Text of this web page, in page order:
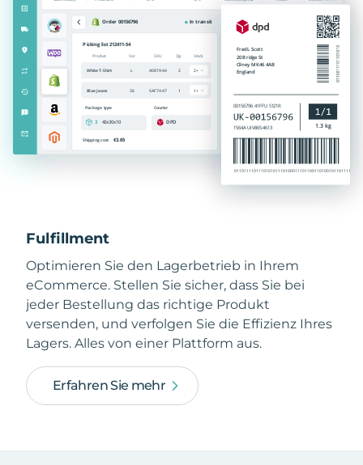
Fulfillment
Optimieren Sie den Lagerbetrieb in Ihrem
eCommerce. Stellen Sie sicher, dass Sie bei
jeder Bestellung das richtige Produkt
versenden, und verfolgen Sie die Effizienz Ihres
Lagers. Alles von einer Plattform aus.
Erfahren Sie mehr